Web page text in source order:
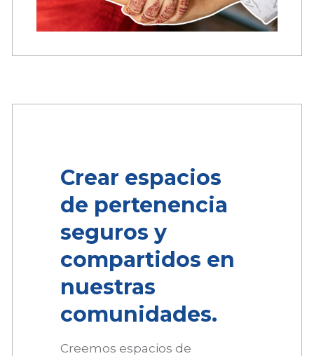
Crear espacios
de pertenencia
seguros y
compartidos en
nuestras
comunidades.
Creemos espacios de